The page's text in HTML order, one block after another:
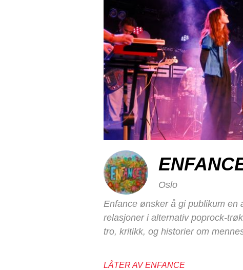
Oslo
Enfance ønsker å gi publikum
relasjoner i alternativ poprock-
tro, kritikk, og historier om
LÅTER AV ENFANCE